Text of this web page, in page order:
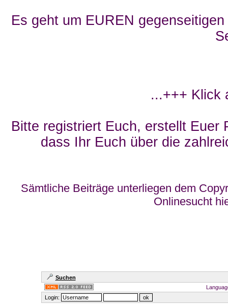
Es geht um EUREN
...+++ Klick
Bitte registriert Euch, erstellt Euer
dass Ihr Euch über die
Sämtliche Beiträge unterliegen dem
Onlinesucht
Suchen
Login: